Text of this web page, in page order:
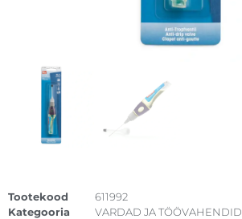
Tootekood
611992
Kategooria
VARDAD JA TÖÖVAHENDID